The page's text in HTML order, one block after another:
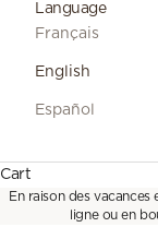
Language
Français
English
Español
Cart
En raison des vacances
ligne ou en